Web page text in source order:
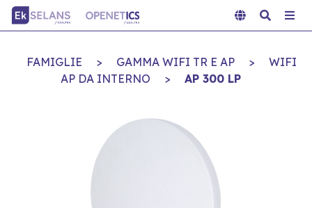
FAMIGLIE > GAMMA WIFI TR E AP >
WIFI
AP DA INTERNO
> AP 300 LP